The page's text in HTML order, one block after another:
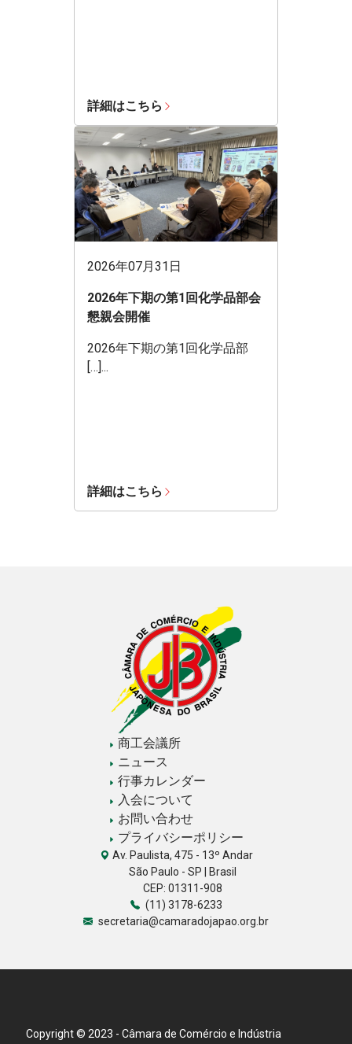
詳細はこちら
2026年07月31日
2026年下期の第1回化学品部会
懇親会開催
2026年下期の第1回化学品部
[…]...
詳細はこちら
商工会議所
ニュース
行事カレンダー
入会について
お問い合わせ
プライバシーポリシー
Av. Paulista, 475 - 13º Andar
São Paulo - SP | Brasil
CEP: 01311-908
(11) 3178-6233
secretaria@camaradojapao.org.br
Copyright © 2023 - Câmara de Comércio e Indústria